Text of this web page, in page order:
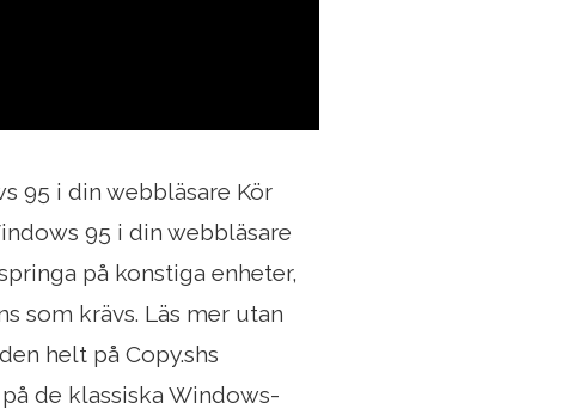
95 i din webbläsare Kör
95 i din webbläsare
på konstiga enheter,
som krävs. Läs mer utan
helt på Copy.shs
de klassiska Windows-